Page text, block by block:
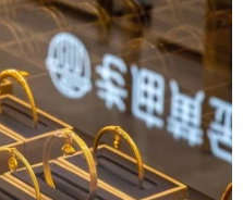
chiều giữa Việt Nam và
3,45 tỷ USD.
mại lớn thứ 6 và là
5 của Argentina, trong
mại lớn thứ 3 của
.